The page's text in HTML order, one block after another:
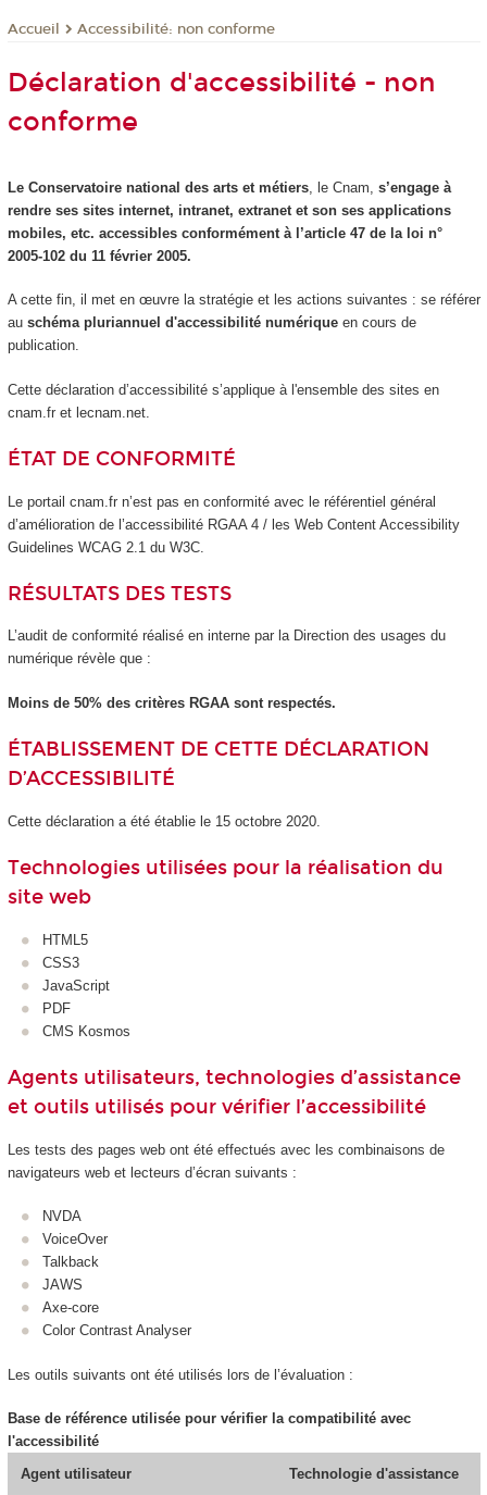
Accueil Accessibilité: non conforme
Déclaration d'accessibilité - non
conforme
Le Conservatoire national des arts et métiers, le Cnam, s’engage à
rendre ses sites internet, intranet, extranet et son ses applications
mobiles, etc. accessibles conformément à l’article 47 de la loi n°
2005-102 du 11 février 2005.
A cette fin, il met en œuvre la stratégie et les actions suivantes : se référer
au schéma pluriannuel d'accessibilité numériqueen cours de
publication.
Cette déclaration d’accessibilité s’applique à l'ensemble des sites en
cnam.fr et lecnam.net.
ÉTAT DE CONFORMITÉ
Le portail cnam.fr n’est pas en conformité avec le référentiel général
d’amélioration de l’accessibilité RGAA 4 / les Web Content Accessibility
Guidelines WCAG 2.1 du W3C.
RÉSULTATS DES TESTS
L’audit de conformité réalisé en interne par la Direction des usages du
numérique révèle que :
Moins de 50% des critères RGAA sont respectés.
ÉTABLISSEMENT DE CETTE DÉCLARATION
D’ACCESSIBILITÉ
Cette déclaration a été établie le 15 octobre 2020.
Technologies utilisées pour la réalisation du
site web
HTML5
CSS3
JavaScript
PDF
CMS Kosmos
Agents utilisateurs, technologies d’assistance
et outils utilisés pour vérifier l’accessibilité
Les tests des pages web ont été effectués avec les combinaisons de
navigateurs web et lecteurs d’écran suivants :
NVDA
VoiceOver
Talkback
JAWS
Axe-core
Color Contrast Analyser
Les outils suivants ont été utilisés lors de l’évaluation :
Base de référence utilisée pour vérifier la compatibilité avec
l'accessibilité
Agent utilisateur
Technologie d'assistance